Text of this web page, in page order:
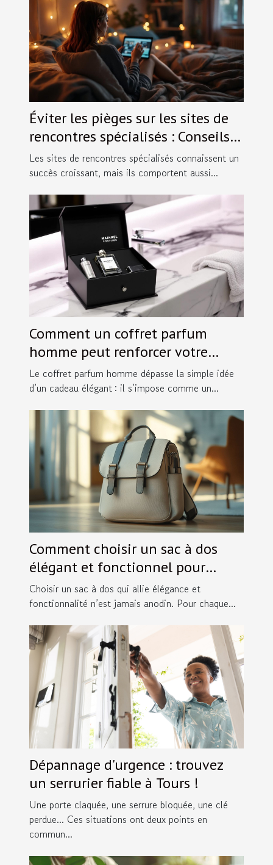
Éviter les pièges sur les sites de
rencontres spécialisés : Conseils
pratiques.
Les sites de rencontres spécialisés connaissent un
succès croissant, mais ils comportent aussi...
Comment un coffret parfum
homme peut renforcer votre
image ?
Le coffret parfum homme dépasse la simple idée
d’un cadeau élégant : il s’impose comme un...
Comment choisir un sac à dos
élégant et fonctionnel pour
chaque occasion ?
Choisir un sac à dos qui allie élégance et
fonctionnalité n’est jamais anodin. Pour chaque...
Dépannage d'urgence : trouvez
un serrurier fiable à Tours !
Une porte claquée, une serrure bloquée, une clé
perdue... Ces situations ont deux points en
commun...